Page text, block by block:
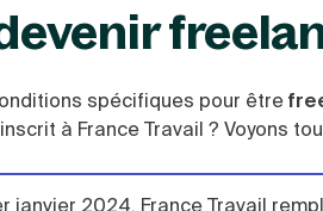
spécifiques pour être
à France Travail ? Voyons
janvier 2024, France Travail